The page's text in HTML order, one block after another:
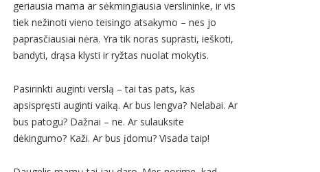
geriausia mama ar sėkmingiausia verslininke, ir vis
tiek nežinoti vieno teisingo atsakymo – nes jo
paprasčiausiai nėra. Yra tik noras suprasti, ieškoti,
bandyti, drąsa klysti ir ryžtas nuolat mokytis.
Pasirinkti auginti verslą – tai tas pats, kas
apsispręsti auginti vaiką. Ar bus lengva? Nelabai. Ar
bus patogu? Dažnai – ne. Ar sulauksite
dėkingumo? Kaži. Ar bus įdomu? Visada taip!